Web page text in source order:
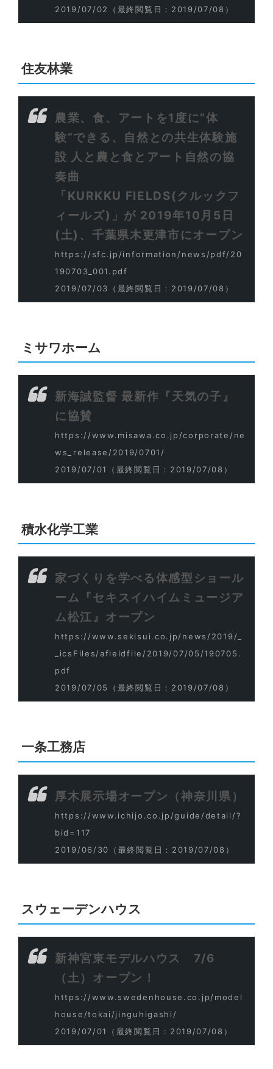
2019/07/02
（最終閲覧日：2019/07/08）
住友林業
農業、食、アートを1度に”体
験”できる、自然との共生体験施
設 人と農と食とアート自然の協
奏曲
「KURKKU FIELDS(クルックフ
ィールズ)」が 2019年10月5日
(土)、千葉県木更津市にオープン
https://sfc.jp/information/news/pdf/20
190703_001.pdf
2019/07/03
（最終閲覧日：2019/07/08）
ミサワホーム
新海誠監督 最新作『天気の子』
に協賛
https://www.misawa.co.jp/corporate/ne
ws_release/2019/0701/
2019/07/01
（最終閲覧日：2019/07/08）
積水化学工業
家づくりを学べる体感型ショール
ーム『セキスイハイムミュージア
ム松江』オープン
https://www.sekisui.co.jp/news/2019/_
_icsFiles/afieldfile/2019/07/05/190705.
pdf
2019/07/05
（最終閲覧日：2019/07/08）
一条工務店
厚木展示場オープン（神奈川県）
https://www.ichijo.co.jp/guide/detail/?
bid=117
2019/06/30
（最終閲覧日：2019/07/08）
スウェーデンハウス
新神宮東モデルハウス 7/6
（土）オープン！
https://www.swedenhouse.co.jp/model
house/tokai/jinguhigashi/
2019/07/01
（最終閲覧日：2019/07/08）